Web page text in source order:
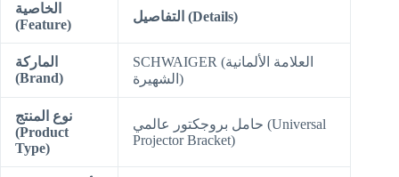
الخاصية
(Feature)
التفاصيل (Details)
الماركة
(Brand)
SCHWAIGER (العلامة الألمانية
الشهيرة)
نوع المنتج
(Product
Type)
حامل بروجكتور عالمي (Universal
Projector Bracket)